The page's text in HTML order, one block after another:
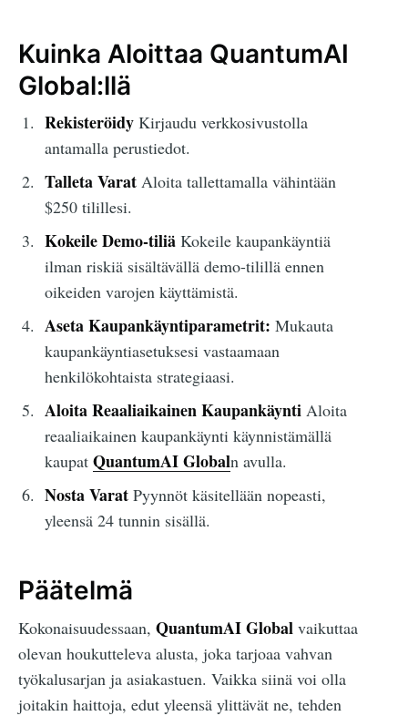
Kuinka Aloittaa QuantumAI
Global:llä
RekisteröidyKirjaudu verkkosivustolla
antamalla perustiedot.
Talleta VaratAloita tallettamalla vähintään
$250 tilillesi.
Kokeile Demo-tiliäKokeile kaupankäyntiä
ilman riskiä sisältävällä demo-tilillä ennen
oikeiden varojen käyttämistä.
Aseta Kaupankäyntiparametrit: Mukauta
kaupankäyntiasetuksesi vastaamaan
henkilökohtaista strategiaasi.
Aloita Reaaliaikainen KaupankäyntiAloita
reaaliaikainen kaupankäynti käynnistämällä
kaupat QuantumAI Globaln avulla.
Nosta VaratPyynnöt käsitellään nopeasti,
yleensä 24 tunnin sisällä.
Päätelmä
Kokonaisuudessaan, QuantumAI Global vaikuttaa
olevan houkutteleva alusta, joka tarjoaa vahvan
työkalusarjan ja asiakastuen. Vaikka siinä voi olla
joitakin haittoja, edut yleensä ylittävät ne, tehden